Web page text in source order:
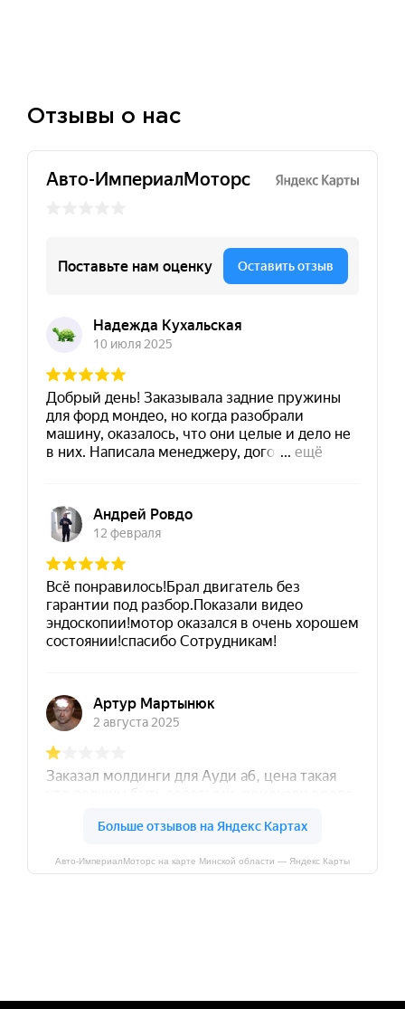
Отзывы о нас
Авто-ИмпериалМоторс на карте Минской области — Яндекс Карты